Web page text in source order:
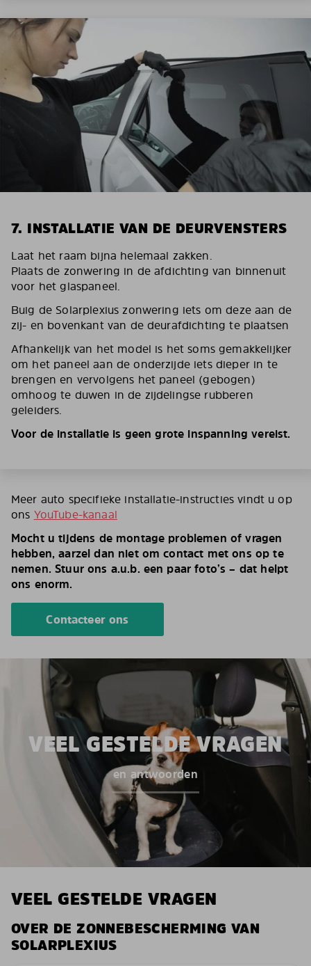
7. INSTALLATIE VAN DE DEURVENSTERS
Laat het raam bijna helemaal zakken.
Plaats de zonwering in de afdichting van binnenuit
voor het glaspaneel.
Buig de Solarplexius zonwering iets om deze aan de
zij- en bovenkant van de deurafdichting te plaatsen
Afhankelijk van het model is het soms gemakkelijker
om het paneel aan de onderzijde iets dieper in te
brengen en vervolgens het paneel (gebogen)
omhoog te duwen in de zijdelingse rubberen
geleiders.
Voor de installatie is geen grote inspanning vereist.
Meer auto specifieke installatie-instructies vindt u op
ons YouTube-kanaal
Mocht u tijdens de montage problemen of vragen
hebben, aarzel dan niet om contact met ons op te
nemen. Stuur ons a.u.b. een paar foto’s – dat helpt
ons enorm.
Contacteer ons
VEEL GESTELDE VRAGEN
en antwoorden
VEEL GESTELDE VRAGEN
OVER DE ZONNEBESCHERMING VAN
SOLARPLEXIUS